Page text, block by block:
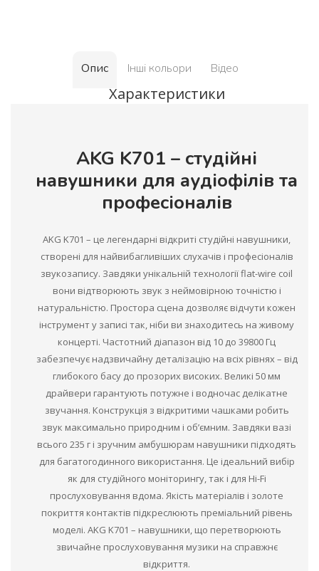
Опис Інші кольори Відео
Характеристики
AKG K701 – студійні
навушники для аудіофілів та
професіоналів
AKG K701 – це легендарні відкриті студійні навушники,
створені для найвибагливіших слухачів і професіоналів
звукозапису. Завдяки унікальній технології flat-wire coil
вони відтворюють звук з неймовірною точністю і
натуральністю. Простора сцена дозволяє відчути кожен
інструмент у записі так, ніби ви знаходитесь на живому
концерті. Частотний діапазон від 10 до 39800 Гц
забезпечує надзвичайну деталізацію на всіх рівнях – від
глибокого басу до прозорих високих. Великі 50 мм
драйвери гарантують потужне і водночас делікатне
звучання. Конструкція з відкритими чашками робить
звук максимально природним і об’ємним. Завдяки вазі
всього 235 г і зручним амбушюрам навушники підходять
для багатогодинного використання. Це ідеальний вибір
як для студійного моніторингу, так і для Hi-Fi
прослуховування вдома. Якість матеріалів і золоте
покриття контактів підкреслюють преміальний рівень
моделі. AKG K701 – навушники, що перетворюють
звичайне прослуховування музики на справжнє
відкриття.